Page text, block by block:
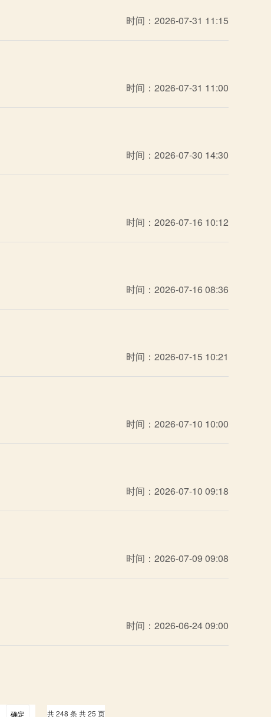
时间：2026-07-31 11:15
时间：2026-07-31 11:00
时间：2026-07-30 14:30
时间：2026-07-16 10:12
时间：2026-07-16 08:36
时间：2026-07-15 10:21
时间：2026-07-10 10:00
时间：2026-07-10 09:18
时间：2026-07-09 09:08
时间：2026-06-24 09:00
共 248 条 共 25 页